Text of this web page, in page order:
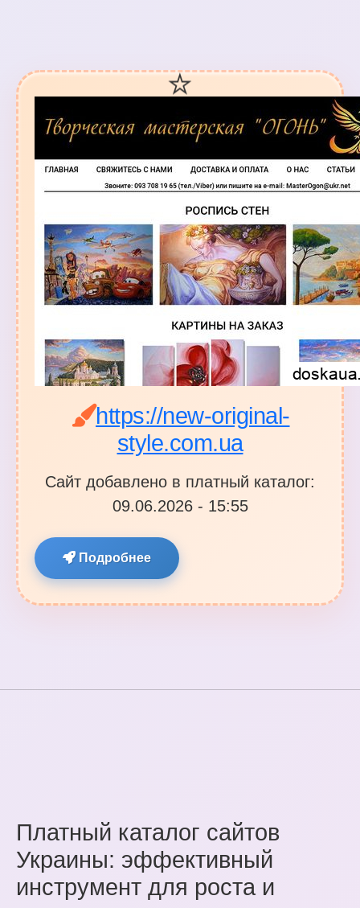
https://new-original-
style.com.ua
Сайт добавлено в платный каталог:
09.06.2026 - 15:55
Подробнее
Платный каталог сайтов
Украины: эффективный
инструмент для роста и